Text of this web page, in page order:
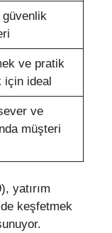
güvenlik
ve pratik
için ideal
ve
müşteri
yatırım
keşfetmek